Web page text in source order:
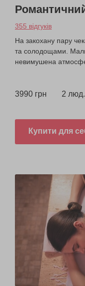
355 відгуків
На закохану пару
та солодощами.
невимушена
3990 грн 2 люд.
Купити для